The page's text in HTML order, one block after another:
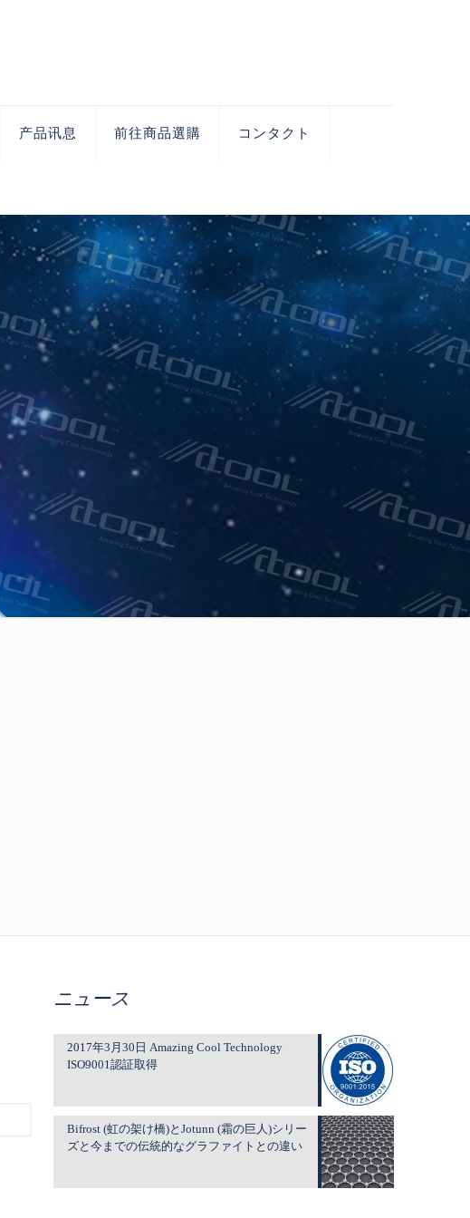
产品讯息 前往商品選購 コンタクト
ニュース
2017年3月30日 Amazing Cool Technology
ISO9001認証取得
Bifrost (虹の架け橋)とJotunn (霜の巨人)シリー
ズと今までの伝統的なグラファイトとの違い